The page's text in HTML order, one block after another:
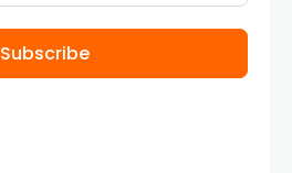
Subscribe